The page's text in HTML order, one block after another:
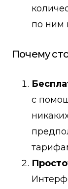
по ним
Почему
с